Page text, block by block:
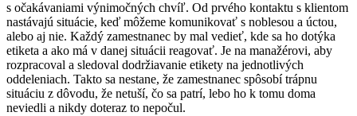
s očakávaniami výnimočných chvíľ. Od prvého kontaktu s klientom
nastávajú situácie, keď môžeme komunikovať s noblesou a úctou,
alebo aj nie. Každý zamestnanec by mal vedieť, kde sa ho dotýka
etiketa a ako má v danej situácii reagovať. Je na manažérovi, aby
rozpracoval a sledoval dodržiavanie etikety na jednotlivých
oddeleniach. Takto sa nestane, že zamestnanec spôsobí trápnu
situáciu z dôvodu, že netuší, čo sa patrí, lebo ho k tomu doma
neviedli a nikdy doteraz to nepočul.